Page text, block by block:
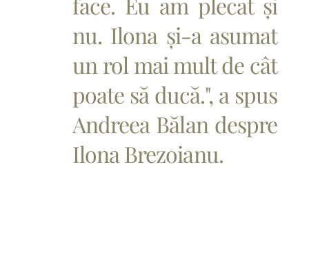
nu. Ilona și-a asumat
un rol mai mult de cât
poate să ducă.", a spus
Andreea Bălan despre
Ilona Brezoianu.